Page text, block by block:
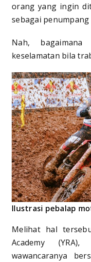
orang yang ingin
sebagai
Nah,
keselamatan bila
Ilustrasi pebalap
Melihat hal
Academy
wawancaranya